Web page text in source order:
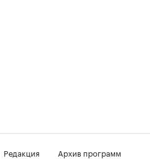
Редакция
Архив программ